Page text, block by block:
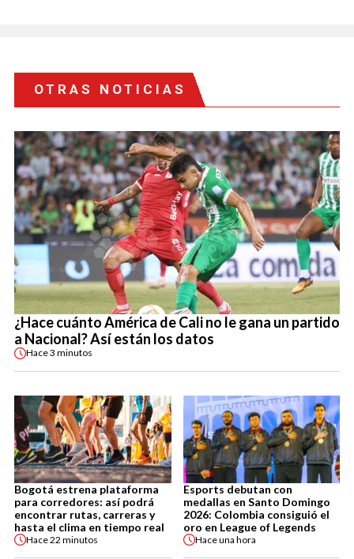
OTRAS NOTICIAS
¿Hace cuánto América de Cali no le gana un partido
a Nacional? Así están los datos
Hace3 minutos
Bogotá estrena plataforma
para corredores: así podrá
encontrar rutas, carreras y
hasta el clima en tiempo real
Hace22 minutos
Esports debutan con
medallas en Santo Domingo
2026: Colombia consiguió el
oro en League of Legends
Haceuna hora